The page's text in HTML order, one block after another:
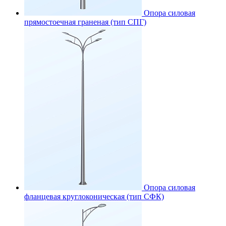
Опора силовая
прямостоечная граненая (тип СПГ)
Опора силовая
фланцевая круглоконическая (тип СФК)